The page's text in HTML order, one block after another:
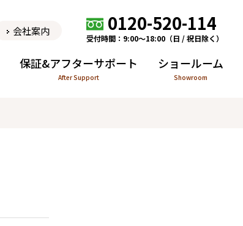
保証&アフターサポート
After Support
ショールーム
Showroom
会社案内 0120-520-114
受付時間：9:00〜18:00（日 / 祝日除く）